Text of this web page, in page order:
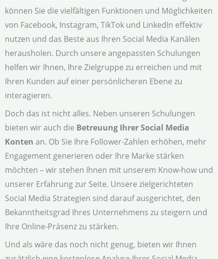
können Sie die vielfältigen Funktionen und Möglichkeiten
von Facebook, Instagram, TikTok und LinkedIn effektiv
nutzen und das Beste aus Ihren Social Media Kanälen
herausholen. Durch unsere angepassten Schulungen
helfen wir Ihnen, Ihre Zielgruppe zu erreichen und mit
Ihren Kunden auf einer persönlicheren Ebene zu
interagieren.
Doch das ist nicht alles. Neben unseren Schulungen
bieten wir auch die Betreuung Ihrer Social Media
Konten an. Ob Sie Ihre Follower-Zahlen erhöhen, mehr
Engagement generieren oder Ihre Marke stärken
möchten – wir stehen Ihnen mit unserem Know-how und
unserer Erfahrung zur Seite. Unsere zielgerichteten
Social Media Strategien sind darauf ausgerichtet, den
Bekanntheitsgrad Ihres Unternehmens zu steigern und
Ihre Online-Präsenz zu stärken.
Und als wäre das noch nicht genug, bieten wir Ihnen